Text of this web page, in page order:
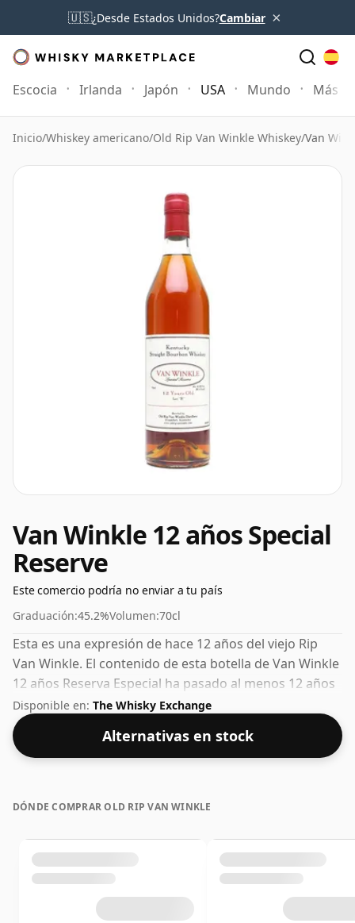
🇺🇸¿Desde Estados Unidos?Cambiar ×
Escocia Irlanda Japón USA Mundo Más
Inicio/Whiskey americano/Old Rip Van Winkle Whiskey/Van
Van Winkle 12 años Special
Reserve
Este comercio podría no enviar a tu país
Graduación:45.2%Volumen:70cl
Esta es una expresión de hace 12 años del viejo Rip
Van Winkle. El contenido de esta botella de Van Winkle
12 años Reserva Especial ha pasado al menos 12 años
madurando en barricas de roble. Viene en una botella
normal de 70 cl y se embotella con un ABV saludable
del 45,2%.
Disponible en: The Whisky Exchange
Alternativas en stock
DÓNDE COMPRAR OLD RIP VAN WINKLE